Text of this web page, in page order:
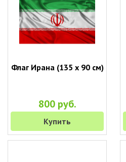
Флаг Ирана (135 х 90 см)
800 руб.
Купить